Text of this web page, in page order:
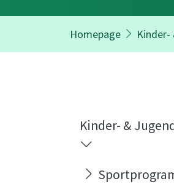
Homepage
Kinder- &